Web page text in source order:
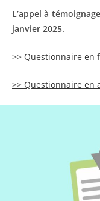
L’appel à
janvier 2025.
>> Questionnaire en
>> Questionnaire en